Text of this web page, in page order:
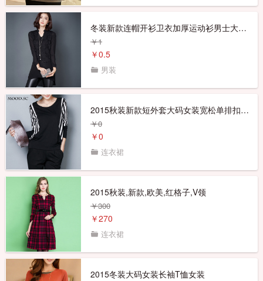
冬装新款连帽开衫卫衣加厚运动衫男士大码羊羔绒加肥加大男装外套
￥1
￥0.5
男装
2015秋装新款短外套大码女装宽松单排扣春秋装上衣中长款风衣外套
￥0
￥0
连衣裙
2015秋装,新款,欧美,红格子,V领
￥300
￥270
连衣裙
2015冬装大码女装长袖T恤女装